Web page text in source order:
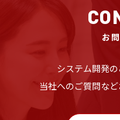
お
システム開発
当社へのご質問など